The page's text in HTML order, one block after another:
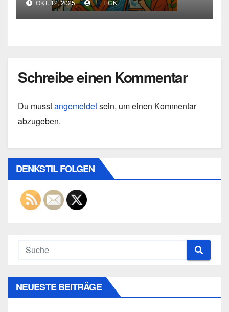
OKT. 12, 2025 FLECK
Schreibe einen Kommentar
Du musstangemeldetsein, um einen Kommentar
abzugeben.
DENKSTIL FOLGEN
NEUESTE BEITRÄGE